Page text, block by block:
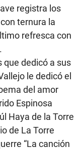
registra los
ternura la
refresca con
que dedicó a sus
le dedicó el
del amor
Espinosa
Haya de la Torre
de La Torre
“La canción